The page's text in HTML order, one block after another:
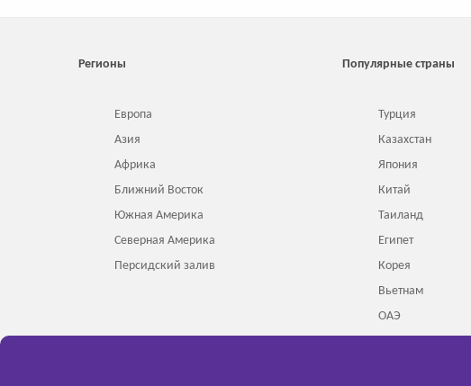
Регионы
Европа
Азия
Африка
Ближний Восток
Южная Америка
Северная Америка
Персидский залив
Популярные страны
Турция
Казахстан
Япония
Китай
Таиланд
Египет
Корея
Вьетнам
ОАЭ